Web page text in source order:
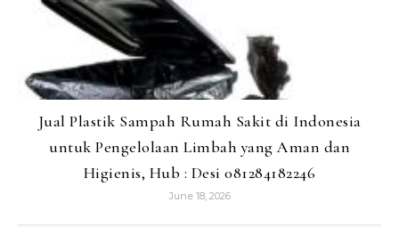
Jual Plastik Sampah Rumah Sakit di Indonesia
untuk Pengelolaan Limbah yang Aman dan
Higienis, Hub : Desi 081284182246
June 18, 2026